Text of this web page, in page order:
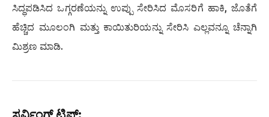
ಸಿದ್ಧಪಡಿಸಿದ ಒಗ್ಗರಣೆಯನ್ನು ಉಪ್ಪು ಸೇರಿಸಿದ ಮೊಸರಿಗೆ ಹಾಕಿ, ಜೊತೆಗೆ
ಹೆಚ್ಚಿದ ಮೂಲಂಗಿ ಮತ್ತು ಕಾಯಿತುರಿಯನ್ನು ಸೇರಿಸಿ ಎಲ್ಲವನ್ನೂ ಚೆನ್ನಾಗಿ
ಮಿಶ್ರಣ ಮಾಡಿ.
ಸರ್ವಿಂಗ್ ಟಿಪ್ಸ್: